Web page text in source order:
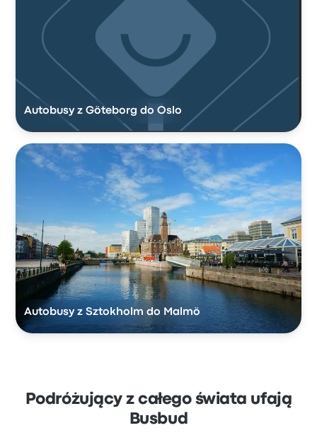
Autobusy z Göteborg do Oslo
Autobusy z Sztokholm do Malmö
Podróżujący z całego świata ufają
Busbud